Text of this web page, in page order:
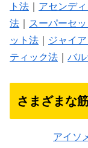
ト法
アセンデ
法
スーパーセ
ット法
ジャイ
ティック法
バ
さまざまな
アイソ